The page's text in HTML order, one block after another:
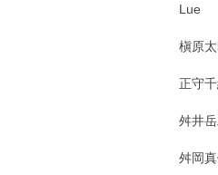
Lue
槇原
正守
舛井
舛岡